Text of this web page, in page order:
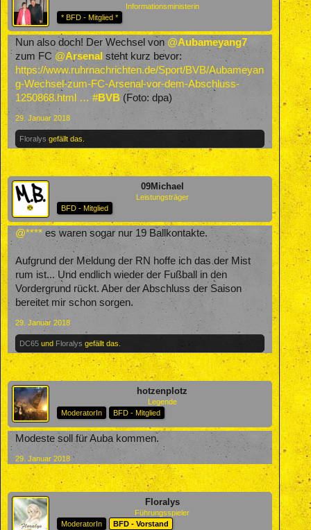
Informationsministerin
* BFD - Mitglied *
Nun also doch! Der Wechsel von @Aubameyang7
zum FC @Arsenal steht kurz bevor:
https://www.ruhrnachrichten.de/Sport/BVB/Aubameyan
g-Wechsel-zum-FC-Arsenal-vor-dem-Abschluss-
1250868.html … #BVB (Foto: dpa)
29. Januar 2018
Floralys gefällt das.
09Michael
Leistungsträger
BFD - Mitglied
@**** es waren sogar nur 19 Ballkontakte.
Aufgrund der Meldung der RN hoffe ich das der Mist
rum ist... Und endlich wieder der Fußball in den
Vordergrund rückt. Aber der Abschluss der Saison
bereitet mir schon sorgen.
29. Januar 2018
DC65 und Floralys gefällt das.
hotzenplotz
Legende
ModeratorIn
BFD - Mitglied
Modeste soll für Auba kommen.
29. Januar 2018
Floralys
Führungsspieler
ModeratorIn
BFD - Vorstand